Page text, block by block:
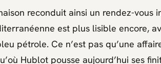
reconduit ainsi un rendez-vous
est plus lisible encore,
pétrole. Ce n’est pas qu’une
Hublot pousse aujourd’hui ses